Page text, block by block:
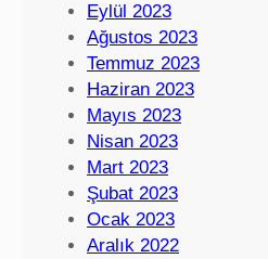
Eylül 2023
Ağustos 2023
Temmuz 2023
Haziran 2023
Mayıs 2023
Nisan 2023
Mart 2023
Şubat 2023
Ocak 2023
Aralık 2022